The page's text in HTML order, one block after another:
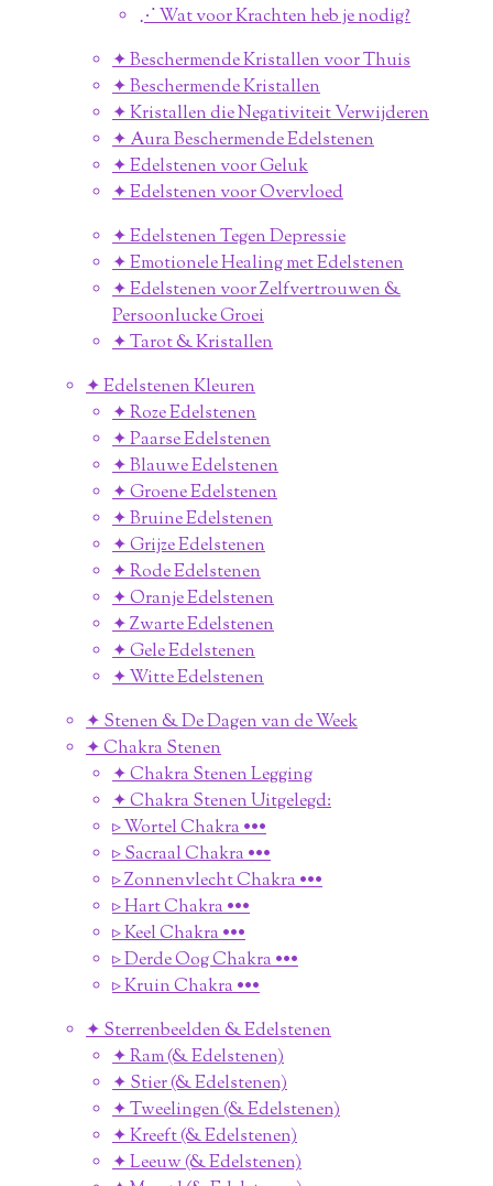
⋰ Wat voor Krachten heb je nodig?
✦ Beschermende Kristallen voor Thuis
✦ Beschermende Kristallen
✦ Kristallen die Negativiteit Verwijderen
✦ Aura Beschermende Edelstenen
✦ Edelstenen voor Geluk
✦ Edelstenen voor Overvloed
✦ Edelstenen Tegen Depressie
✦ Emotionele Healing met Edelstenen
✦ Edelstenen voor Zelfvertrouwen &
Persoonlucke Groei
✦ Tarot & Kristallen
✦ Edelstenen Kleuren
✦ Roze Edelstenen
✦ Paarse Edelstenen
✦ Blauwe Edelstenen
✦ Groene Edelstenen
✦ Bruine Edelstenen
✦ Grijze Edelstenen
✦ Rode Edelstenen
✦ Oranje Edelstenen
✦ Zwarte Edelstenen
✦ Gele Edelstenen
✦ Witte Edelstenen
✦ Stenen & De Dagen van de Week
✦ Chakra Stenen
✦ Chakra Stenen Legging
✦ Chakra Stenen Uitgelegd:
▹ Wortel Chakra •••
▹ Sacraal Chakra •••
▹ Zonnenvlecht Chakra •••
▹ Hart Chakra •••
▹ Keel Chakra •••
▹ Derde Oog Chakra •••
▹ Kruin Chakra •••
✦ Sterrenbeelden & Edelstenen
✦ Ram (& Edelstenen)
✦ Stier (& Edelstenen)
✦ Tweelingen (& Edelstenen)
✦ Kreeft (& Edelstenen)
✦ Leeuw (& Edelstenen)